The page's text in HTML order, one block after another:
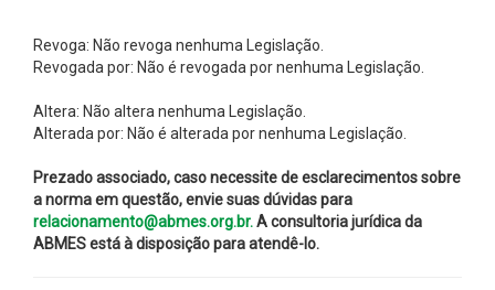
Revoga: Não revoga nenhuma Legislação.
Revogada por: Não é revogada por nenhuma Legislação.
Altera: Não altera nenhuma Legislação.
Alterada por: Não é alterada por nenhuma Legislação.
Prezado associado, caso necessite de esclarecimentos sobre
a norma em questão, envie suas dúvidas para
relacionamento@abmes.org.br.A consultoria jurídica da
ABMES está à disposição para atendê-lo.